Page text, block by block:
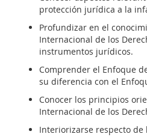
protección jurídica a la
Profundizar en el
Internacional de los
instrumentos jurídicos.
Comprender el Enfoque
su diferencia con el
Conocer los principios
Internacional de los
Interiorizarse respecto